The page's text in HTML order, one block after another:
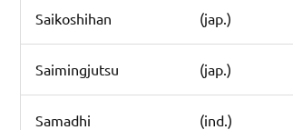
Saikoshihan (jap.)
Saimingjutsu (jap.)
Samadhi (ind.)